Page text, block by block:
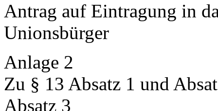
Antrag auf Eintragung in
Unionsbürger
Anlage 2
Zu § 13 Absatz 1 und
Absatz 3